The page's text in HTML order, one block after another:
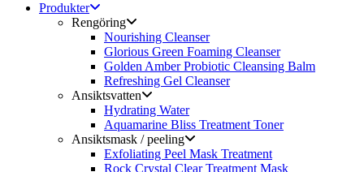
Produkter
Rengöring
Nourishing Cleanser
Glorious Green Foaming Cleanser
Golden Amber Probiotic Cleansing Balm
Refreshing Gel Cleanser
Ansiktsvatten
Hydrating Water
Aquamarine Bliss Treatment Toner
Ansiktsmask / peeling
Exfoliating Peel Mask Treatment
Rock Crystal Clear Treatment Mask